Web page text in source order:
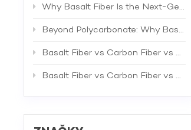
Why Basalt Fiber Is the Next-Generation Material for Bicycle Helmets
Beyond Polycarbonate: Why Basalt Fiber Is the Superior Material for Bicycle Helmet Shells
Basalt Fiber vs Carbon Fiber vs Fiberglass: The Best Material for Bicycle Helmets
Basalt Fiber vs Carbon Fiber vs Fiberglass: A Comprehensive Technical Comparison for Industrial Applications